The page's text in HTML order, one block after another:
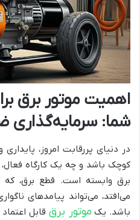
اهمیت موتور برق
شما: سرمایه‌گذاری
در دنیای پررقابت امروز،
کوچک باشد و چه یک کارگاه
برق وابسته است. قطع برق، که
می‌افتد، می‌تواند پیامدهای
باشد. یک موتور برق قابل